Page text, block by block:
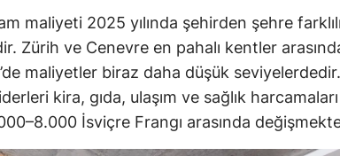
maliyeti 2025 yılında şehirden şehre
Zürih ve Cenevre en pahalı kentler
maliyetler biraz daha düşük
kira, gıda, ulaşım ve sağlık
İsviçre Frangı arasında